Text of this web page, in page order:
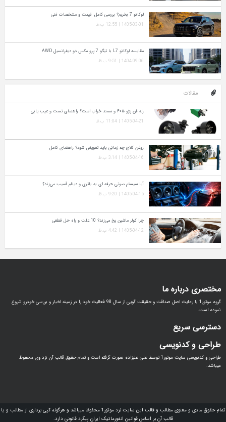
لوکانو 7 بخریم؟ بررسی کامل، قیمت و مشخصات فنی
1405-03-01 | 12:55 ب.ظ
مقایسه لوکانو L7 با تیگو 7 پرو مکس دو دیفرانسیل AWD
1404-09-06 | 9:51 ب.ظ
مقالات
رله فن پژو ۴۰۵ و سمند خراب است؟ راهنمای تست و عیب‌ یابی
1405-04-21 | 11:04 ب.ظ
روغن کلاچ چه زمانی باید تعویض شود؟ راهنمای کامل
1405-04-16 | 3:14 ب.ظ
آیا سیستم صوتی حرفه‌ ای به باتری و دینام آسیب می‌زند؟
1405-04-15 | 9:20 ب.ظ
چرا کولر ماشین یخ می‌زند؟ 10 علت و راه‌ حل قطعی
1405-04-12 | 4:42 ب.ظ
مختصری درباره ما
گروه موتور1 با رعایت اصل صداقت و حقیقت گویی از سال 98 فعالیت خود را در زمینه اخبار و بررسی خودرو شروع
نموده است.
دسترسی سریع
طراحی و کدنویسی
طراحی و کدنویسی سایت موتور1 توسط علی علیزاده صورت گرفته است و تمام حقوق قالب آن نزد وی محفوظ
میباشد.
تمام حقوق مادی و معنوی مطالب و قالب این سایت نزد موتور1 محفوظ میباشد و هرگونه کپی برداری از مطالب و یا
قالب آن بر اساس قوانین انفورماتیک ایران پیگرد قانونی دارد.